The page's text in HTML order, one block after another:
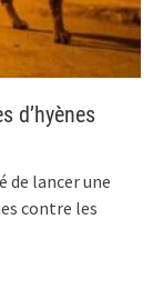
d’hyènes
de lancer une
contre les